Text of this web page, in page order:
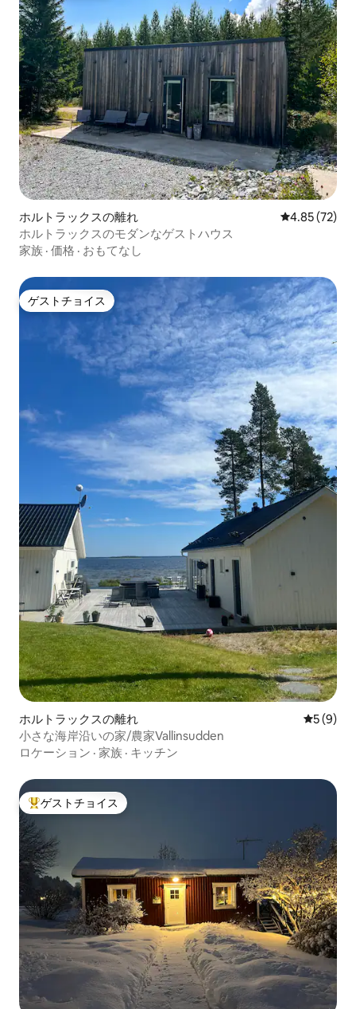
ホルトラックスの離れ レビュー72
4.85 (72)
ホルトラックスのモダンなゲストハウス
家族 · 価格 · おもてなし
ゲストチョイス
ゲストチョイス
ホルトラックスの離れ レビュー
5 (9)
小さな海岸沿いの家/農家Vallinsudden
ロケーション · 家族 · キッチン
大好評のゲストチョイスです。
ゲストチョイス